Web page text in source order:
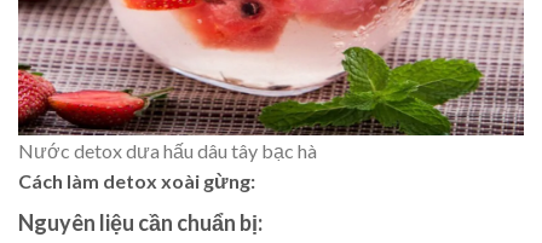
Nước detox dưa hấu dâu tây bạc hà
Cách làm detox xoài gừng:
Nguyên liệu cần chuẩn bị: